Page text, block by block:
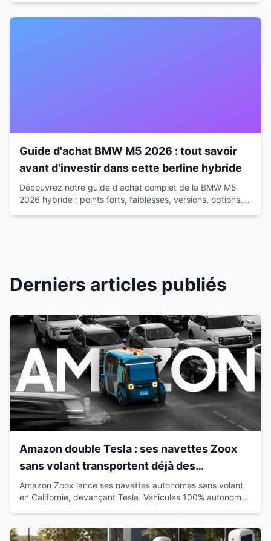
Guide d'achat BMW M5 2026 : tout savoir
avant d'investir dans cette berline hybride
Découvrez notre guide d'achat complet de la BMW M5
2026 hybride : points forts, faiblesses, versions, options,
Derniers articles publiés
Amazon double Tesla : ses navettes Zoox
sans volant transportent déjà des
passagers en Californie
Amazon Zoox lance ses navettes autonomes sans volant
en Californie, devançant Tesla. Véhicules 100% autonomes